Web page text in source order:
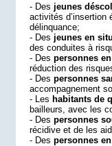
- Des jeunes
activités d’insertion
délinquance;
- Des jeunes en
des conduites à
- Des personnes
réduction des
- Des personnes
accompagnement
- Les habitants de
bailleurs, avec les
- Des personnes
récidive et de les
- Des personnes